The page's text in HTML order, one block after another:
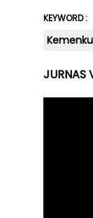
KEYWORD :
JURNAS